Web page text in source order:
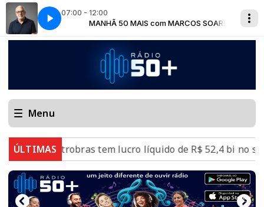
07:00 - 12:00
SOARES MANHÃ 50 MAIS com MARCOS SOARES
TARDE 50 MAIS com LUIZ CLÁUDIO
Menu
ÚLTIMAS
Petrobras tem lucro líquido de R$ 52,4 bi no segundo